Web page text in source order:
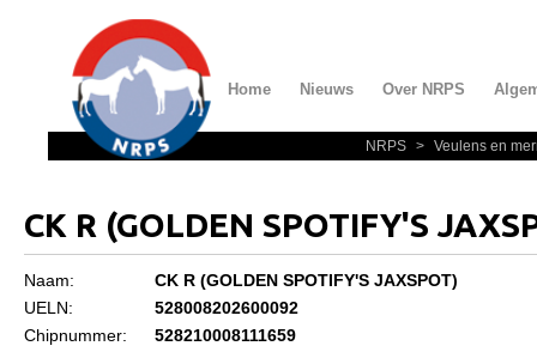
Home Nieuws Over NRPS
Over NRPS
Bestuur NRPS
NRPS > Veulens en
CK R (GOLDEN SPOTIFY'S
Naam:
CK R (GOLDEN SPOTIFY'S JAXSPOT)
UELN:
528008202600092
Chipnummer:
528210008111659